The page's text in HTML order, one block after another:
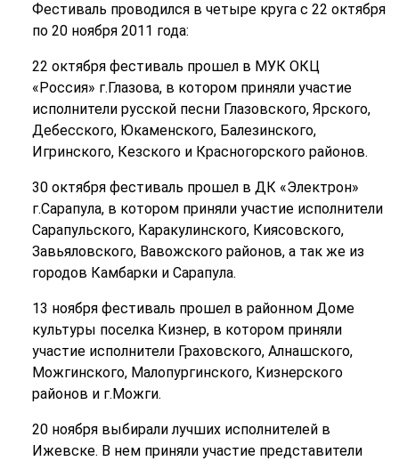
Фестиваль проводился в четыре круга с 22 октября
по 20 ноября 2011 года:
22 октября фестиваль прошел в МУК ОКЦ
«Россия» г.Глазова, в котором приняли участие
исполнители русской песни Глазовского, Ярского,
Дебесского, Юкаменского, Балезинского,
Игринского, Кезского и Красногорского районов.
30 октября фестиваль прошел в ДК «Электрон»
г.Сарапула, в котором приняли участие исполнители
Сарапульского, Каракулинского, Киясовского,
Завьяловского, Вавожского районов, а так же из
городов Камбарки и Сарапула.
13 ноября фестиваль прошел в районном Доме
культуры поселка Кизнер, в котором приняли
участие исполнители Граховского, Алнашского,
Можгинского, Малопургинского, Кизнерского
районов и г.Можги.
20 ноября выбирали лучших исполнителей в
Ижевске. В нем приняли участие представители